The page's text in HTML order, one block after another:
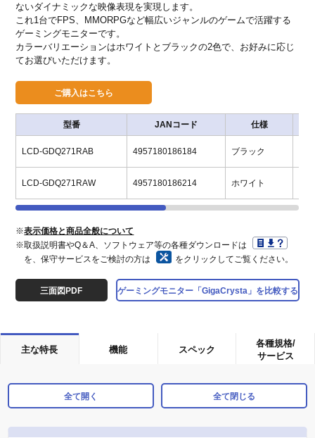
ないダイナミックな映像表現を実現します。
これ1台でFPS、MMORPGなど幅広いジャンルのゲームで活躍する
ゲーミングモニターです。
カラーバリエーションはホワイトとブラックの2色で、お好みに応じ
てお選びいただけます。
型番 JANコード 仕様
LCD-GDQ271RAB 4957180186184 ブラック
LCD-GDQ271RAW 4957180186214 ホワイト
※表示価格と商品全般について
※取扱説明書やQ＆A、ソフトウェア等の各種ダウンロードは
を、保守サービスをご検討の方は
をクリックしてご覧ください。
三面図PDF ゲーミングモニター「GigaCrysta」を比較する
主な特長 機能 スペック
各種規格/
サービス
全て開く 全て閉じる